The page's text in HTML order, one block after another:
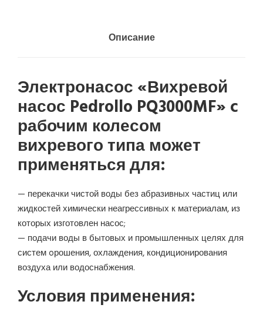
Описание
Электронасос «Вихревой
насос Pedrollo PQ3000MF» c
рабочим колесом
вихревого типа может
применяться для:
— перекачки чистой воды без абразивных частиц или
жидкостей химически неагрессивных к материалам, из
которых изготовлен насос;
— подачи воды в бытовых и промышленных целях для
систем oрошения, охлаждения, кондиционирования
воздуха или водоснабжения.
Условия применения: